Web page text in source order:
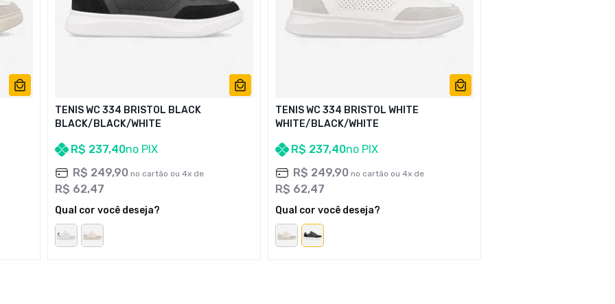
TENIS WC 334 BRISTOL BLACK
BLACK/BLACK/WHITE
R$ 237,40no PIX
R$ 249,90 no cartão ou 4x de
R$ 62,47
Qual cor você deseja?
TENIS WC 334 BRISTOL WHITE
WHITE/BLACK/WHITE
R$ 237,40no PIX
R$ 249,90 no cartão ou 4x de
R$ 62,47
Qual cor você deseja?